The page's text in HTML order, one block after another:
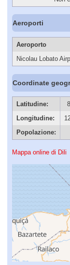
Aeroporti
Aeroporto
Nicolau Lobato
Coordinate
Latitudine:
Longitudine:
Popolazione:
Mappa online di Dili